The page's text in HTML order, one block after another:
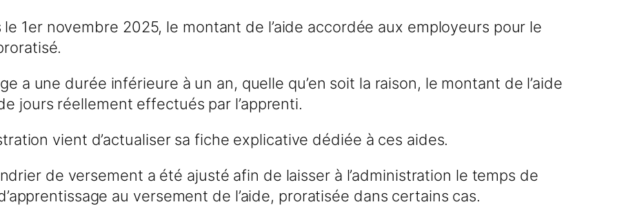
1er novembre 2025, le montant de l’aide accordée aux employeurs pour le
a une durée inférieure à un an, quelle qu’en soit la raison, le montant de l’aide
jours réellement effectués par l’apprenti.
vient d’actualiser sa fiche explicative dédiée à ces aides.
de versement a été ajusté afin de laisser à l’administration le temps de
au versement de l’aide, proratisée dans certains cas.